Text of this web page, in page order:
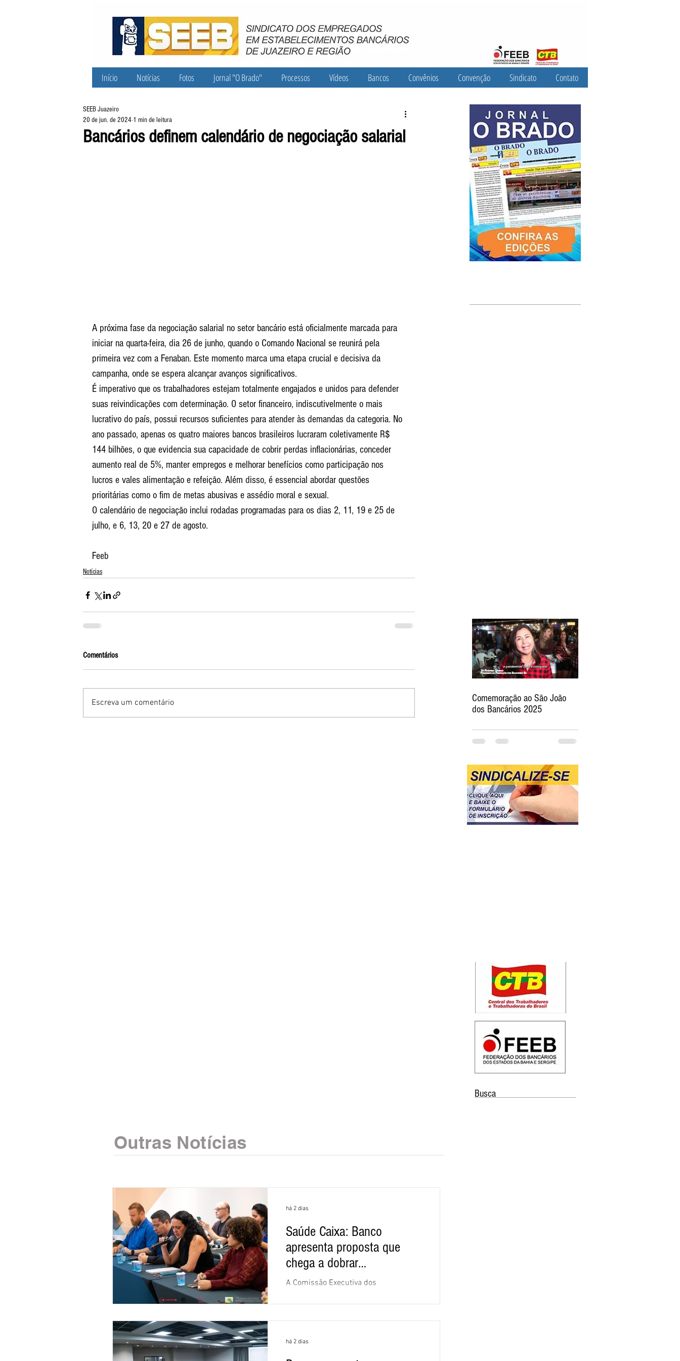
Início Notícias Fotos Jornal "O Brado" Processos Vídeos Bancos Convênios Convenção Sindicato Contato
Bancários definem calendário de negociação salarial
SEEB Juazeiro
20 de jun. de 2024 1 min de leitura
A próxima fase da negociação salarial no setor bancário está oficialmente marcada para
iniciar na quarta-feira, dia 26 de junho, quando o Comando Nacional se reunirá pela
primeira vez com a Fenaban. Este momento marca uma etapa crucial e decisiva da
campanha, onde se espera alcançar avanços significativos.
É imperativo que os trabalhadores estejam totalmente engajados e unidos para defender
suas reivindicações com determinação. O setor financeiro, indiscutivelmente o mais
lucrativo do país, possui recursos suficientes para atender às demandas da categoria. No
ano passado, apenas os quatro maiores bancos brasileiros lucraram coletivamente R$
144 bilhões, o que evidencia sua capacidade de cobrir perdas inflacionárias, conceder
aumento real de 5%, manter empregos e melhorar benefícios como participação nos
lucros e vales alimentação e refeição. Além disso, é essencial abordar questões
prioritárias como o fim de metas abusivas e assédio moral e sexual.
O calendário de negociação inclui rodadas programadas para os dias 2, 11, 19 e 25 de
julho, e 6, 13, 20 e 27 de agosto.
Feeb
Notícias
Comentários
Escreva um comentário
Comemoração ao São João
dos Bancários 2025
Busca
Outras Notícias
Saúde Caixa: Banco
apresenta proposta que
chega a dobrar
mensalidade
A Comissão Executiva dos
recusou a proposta apresentada pelo
banco para o custeio do Saúde Caixa,
rodada de negociações específicas da
há 2 dias
há 2 dias